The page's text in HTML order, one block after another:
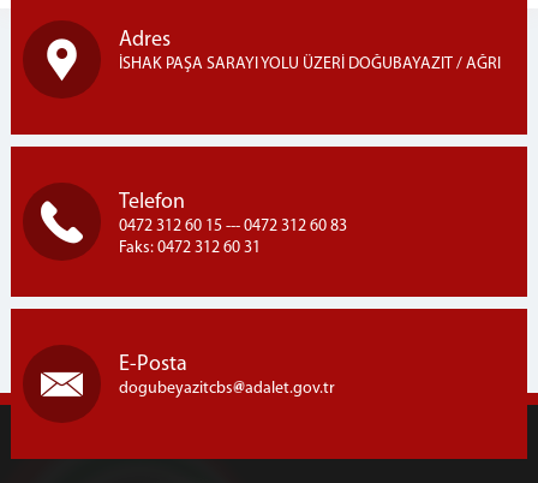
Adres
İSHAK PAŞA SARAYI YOLU ÜZERİ DOĞUBAYAZIT / AĞRI
Telefon
0472 312 60 15 --- 0472 312 60 83
Faks: 0472 312 60 31
E-Posta
dogubeyazitcbs adalet.gov.tr